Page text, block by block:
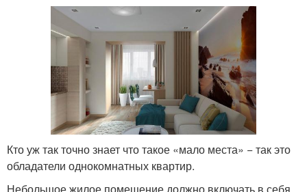
Кто уж так точно знает что такое «мало места» − так это
обладатели однокомнатных квартир.